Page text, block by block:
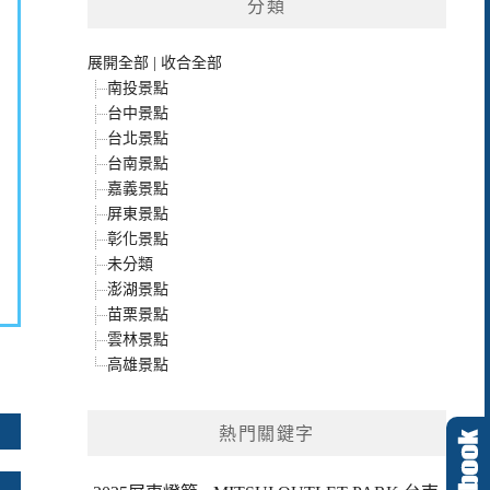
分類
展開全部
收合全部
南投景點
台中景點
台北景點
台南景點
嘉義景點
屏東景點
彰化景點
未分類
澎湖景點
苗栗景點
雲林景點
高雄景點
熱門關鍵字